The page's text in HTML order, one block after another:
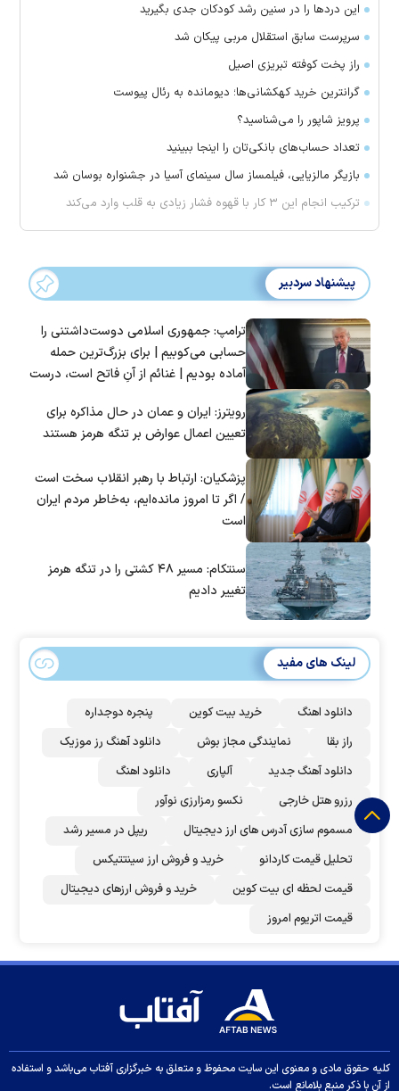
این درد‌ها را در سنین رشد کودکان جدی بگیرید
سرپرست سابق استقلال مربی پیکان شد
راز پخت کوفته تبریزی اصیل
گرانترین خرید کهکشانی‌ها؛ دیومانده به رئال پیوست
پرویز شاپور را می‌شناسید؟
تعداد حساب‌های بانکی‌تان را اینجا ببینید
بازیگر مالزیایی، فیلمساز سال سینمای آسیا در جشنواره بوسان شد
ترکیب انجام این ۳ کار با قهوه فشار زیادی به قلب وارد می‌کند
پیشنهاد سردبیر
ترامپ: جمهوری اسلامی دوست‌داشتنی را
حسابی می‌کوبیم | برای بزرگ‌ترین حمله
آماده بودیم | غنائم از آنِ فاتح است، درست
رویترز: ایران و عمان در حال مذاکره برای
تعیین اعمال عوارض بر تنگه هرمز هستند
پزشکیان: ارتباط با رهبر انقلاب سخت است
/ اگر تا امروز مانده‌ایم، به‌خاطر مردم ایران
است
سنتکام: مسیر ۴۸ کشتی را در تنگه هرمز
تغییر دادیم
لینک های مفید
دانلود اهنگ خرید بیت کوین
پنجره دوجداره
راز بقا
نمایندگی مجاز بوش
دانلود آهنگ رز‌ موزیک
دانلود آهنگ جدید
آلپاری
دانلود اهنگ
رزرو هتل خارجی
نکسو رمزارزی نوآور
مسموم سازی آدرس های ارز دیجیتال
ریپل در مسیر رشد
تحلیل قیمت کاردانو
خرید و فروش ارز سینتتیکس
قیمت لحظه ای بیت کوین
خرید و فروش ارزهای دیجیتال
قیمت اتریوم امروز
کلیه حقوق مادی و معنوی این سایت محفوظ و متعلق به خبرگزاری آفتاب می‌باشد و استفاده
از آن با ذکر منبع بلامانع است.